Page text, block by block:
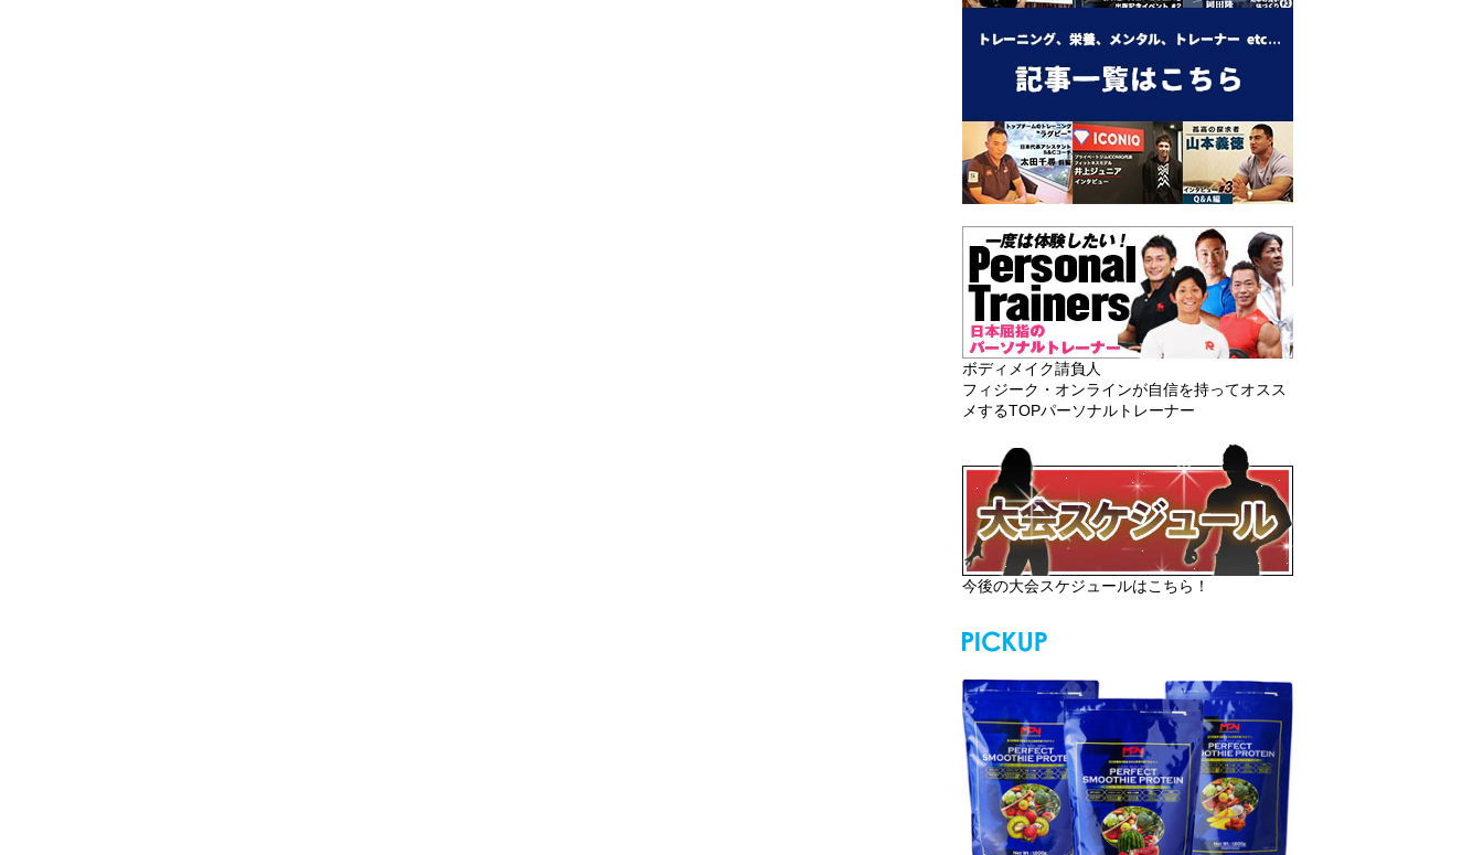
ボディメイク請負人
フィジーク・オンラインが自信を持ってオスス
メするTOPパーソナルトレーナー
今後の大会スケジュールはこちら！